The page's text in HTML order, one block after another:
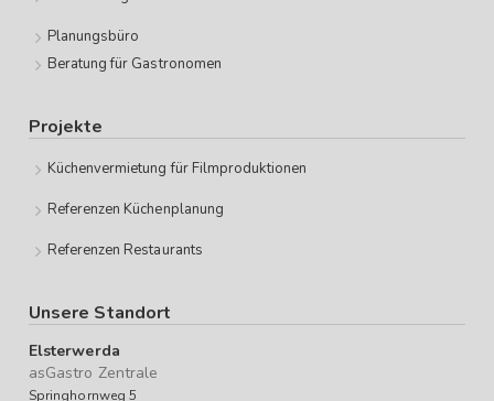
Planungsbüro
Beratung für Gastronomen
Projekte
Küchenvermietung für Filmproduktionen
Referenzen Küchenplanung
Referenzen Restaurants
Unsere Standort
Elsterwerda
asGastro Zentrale
Springhornweg 5